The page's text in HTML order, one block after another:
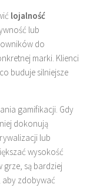
lojalność
lub
do
marki. Klienci
buduje silniejsze
gamifikacji. Gdy
dokonują
lub
wysokość
grze, są bardziej
aby zdobywać